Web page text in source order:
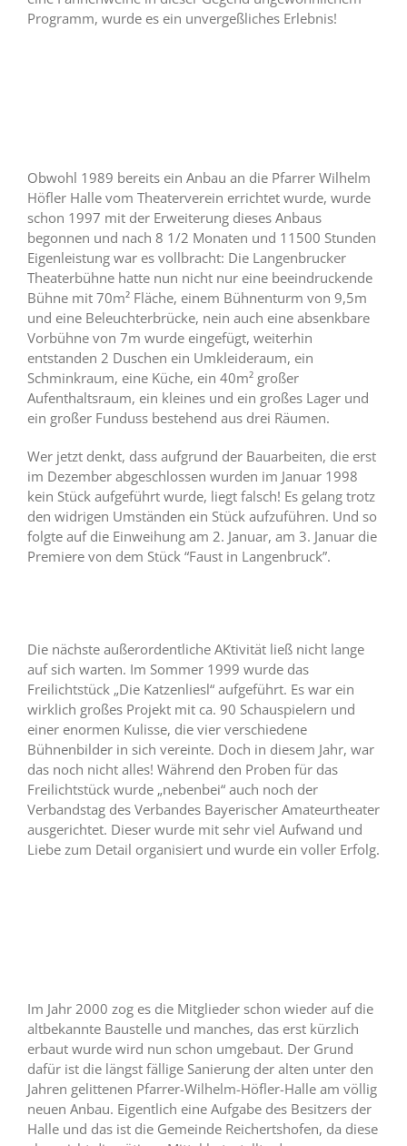
Programm, wurde es ein unvergeßliches Erlebnis!
Obwohl 1989 bereits ein Anbau an die Pfarrer Wilhelm
Höfler Halle vom Theaterverein errichtet wurde, wurde
schon 1997 mit der Erweiterung dieses Anbaus
begonnen und nach 8 1/2 Monaten und 11500 Stunden
Eigenleistung war es vollbracht: Die Langenbrucker
Theaterbühne hatte nun nicht nur eine beeindruckende
Bühne mit 70m² Fläche, einem Bühnenturm von 9,5m
und eine Beleuchterbrücke, nein auch eine absenkbare
Vorbühne von 7m wurde eingefügt, weiterhin
entstanden 2 Duschen ein Umkleideraum, ein
Schminkraum, eine Küche, ein 40m² großer
Aufenthaltsraum, ein kleines und ein großes Lager und
ein großer Funduss bestehend aus drei Räumen.
Wer jetzt denkt, dass aufgrund der Bauarbeiten, die erst
im Dezember abgeschlossen wurden im Januar 1998
kein Stück aufgeführt wurde, liegt falsch! Es gelang trotz
den widrigen Umständen ein Stück aufzuführen. Und so
folgte auf die Einweihung am 2. Januar, am 3. Januar die
Premiere von dem Stück “Faust in Langenbruck”.
Die nächste außerordentliche AKtivität ließ nicht lange
auf sich warten. Im Sommer 1999 wurde das
Freilichtstück „Die Katzenliesl“ aufgeführt. Es war ein
wirklich großes Projekt mit ca. 90 Schauspielern und
einer enormen Kulisse, die vier verschiedene
Bühnenbilder in sich vereinte. Doch in diesem Jahr, war
das noch nicht alles! Während den Proben für das
Freilichtstück wurde „nebenbei“ auch noch der
Verbandstag des Verbandes Bayerischer Amateurtheater
ausgerichtet. Dieser wurde mit sehr viel Aufwand und
Liebe zum Detail organisiert und wurde ein voller Erfolg.
Im Jahr 2000 zog es die Mitglieder schon wieder auf die
altbekannte Baustelle und manches, das erst kürzlich
erbaut wurde wird nun schon umgebaut. Der Grund
dafür ist die längst fällige Sanierung der alten unter den
Jahren gelittenen Pfarrer-Wilhelm-Höfler-Halle am völlig
neuen Anbau. Eigentlich eine Aufgabe des Besitzers der
Halle und das ist die Gemeinde Reichertshofen, da diese